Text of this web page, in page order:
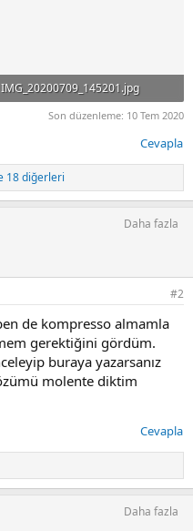
IMG_20200709_145201.jpg
128.7 KB · Görüntüleme: 185
Son düzenleme: 10 Tem 2020
Cevapla
18 diğerleri
Daha fazla
#2
de kompresso almamla
gerektiğini gördüm.
buraya yazarsanız
molente diktim
Cevapla
Daha fazla